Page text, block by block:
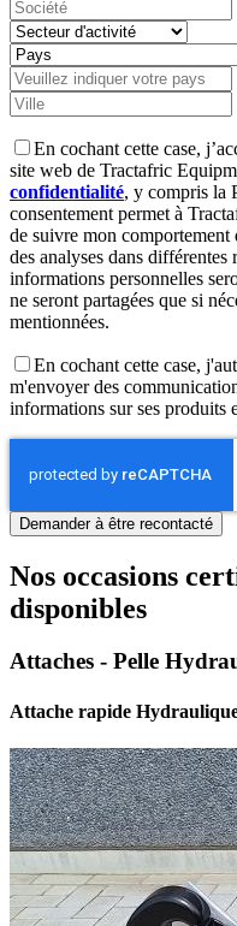
En cochant cette case,
site web de Tractafric
confidentialité, y compris la
consentement permet à
de suivre mon comportement
des analyses dans différentes
informations personnelles
ne seront partagées que si
mentionnées.
En cochant cette case,
m'envoyer des
informations sur ses produits
Nos occasions
disponibles
Attaches - Pelle
Attache rapide